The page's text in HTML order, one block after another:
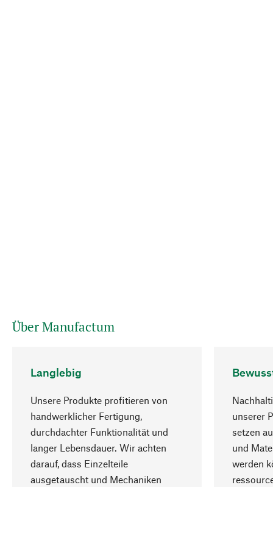
Über Manufactum
Langlebig
Unsere Produkte profitieren von
handwerklicher Fertigung,
durchdachter Funktionalität und
langer Lebensdauer. Wir achten
darauf, dass Einzelteile
ausgetauscht und Mechaniken
unserer
setzen
und
werden